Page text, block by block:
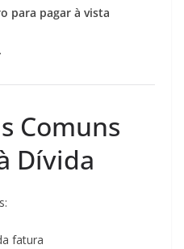
para pagar à vista
Comuns
Dívida
fatura